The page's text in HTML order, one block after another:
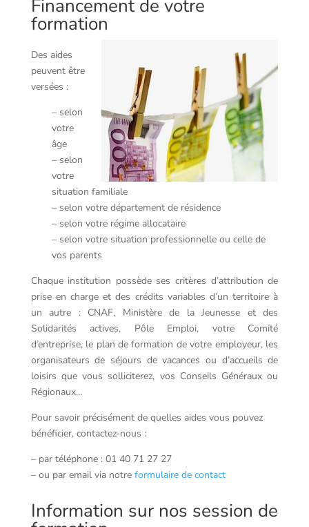
Financement de votre
formation
Des aides
peuvent être
versées :
– selon
votre
âge
– selon
votre
situation familiale
– selon votre département de résidence
– selon votre régime allocataire
– selon votre situation professionnelle ou celle de
vos parents
Chaque institution possède ses critères d’attribution de
prise en charge et des crédits variables d’un territoire à
un autre : CNAF, Ministère de la Jeunesse et des
Solidarités actives, Pôle Emploi, votre Comité
d’entreprise, le plan de formation de votre employeur, les
organisateurs de séjours de vacances ou d’accueils de
loisirs que vous solliciterez, vos Conseils Généraux ou
Régionaux…
Pour savoir précisément de quelles aides vous pouvez
bénéficier, contactez-nous :
– par téléphone : 01 40 71 27 27
– ou par email via notre formulaire de contact
Information sur nos session de